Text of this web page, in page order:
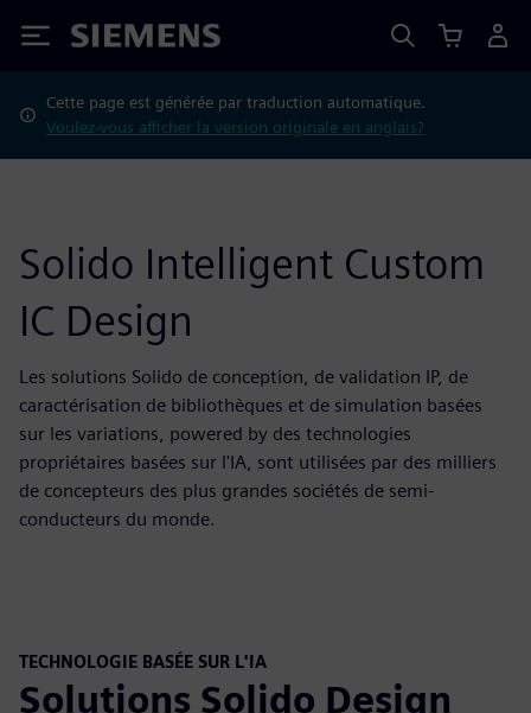
Siemens
Cette page est générée par traduction automatique.
Voulez-vous afficher la version originale en anglais?
Solido Intelligent Custom
IC Design
Les solutions Solido de conception, de validation IP, de
caractérisation de bibliothèques et de simulation basées
sur les variations, powered by des technologies
propriétaires basées sur l'IA, sont utilisées par des milliers
de concepteurs des plus grandes sociétés de semi-
conducteurs du monde.
TECHNOLOGIE BASÉE SUR L'IA
Solutions Solido Design